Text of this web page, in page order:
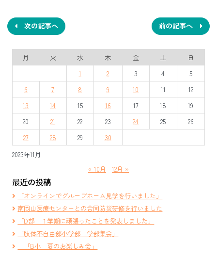
稿
ナ
ビ
ゲ
ー
シ
ョ
ン
前の記事へ
次の記事へ
2023年11月
月 火 水 木 金 土
日
1
2 3 4
5
6
7 8 9 10 11
12
13
14 15 16 17 18
19
20
21 22 23 24 25
26
27
28 29 30
« 10月 12月 »
最近の投稿
「オンラインでグループホーム見学を行いました」
南岡山医療センターとの合同防災研修を行いました
「D部 １学期に頑張ったことを発表しました」
「肢体不自由部小学部 学部集会」
「B小 夏のお楽しみ会」